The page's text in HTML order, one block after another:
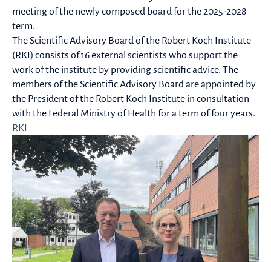
meeting of the newly composed board for the 2025-2028
term.
The Scientific Advisory Board of the Robert Koch Institute
(RKI) consists of 16 external scientists who support the
work of the institute by providing scientific advice. The
members of the Scientific Advisory Board are appointed by
the President of the Robert Koch Institute in consultation
with the Federal Ministry of Health for a term of four years.
RKI